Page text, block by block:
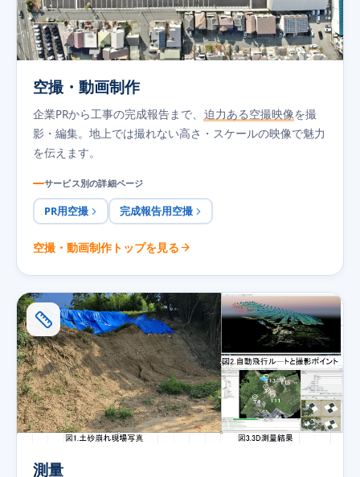
空撮・動画制作
企業PRから工事の完成報告まで、 迫力ある空撮映像を撮
影・編集。地上では撮れない高さ・スケールの映像で魅力
を伝えます。
サービス別の詳細ページ
PR用空撮 完成報告用空撮
空撮・動画制作トップを見る
測量